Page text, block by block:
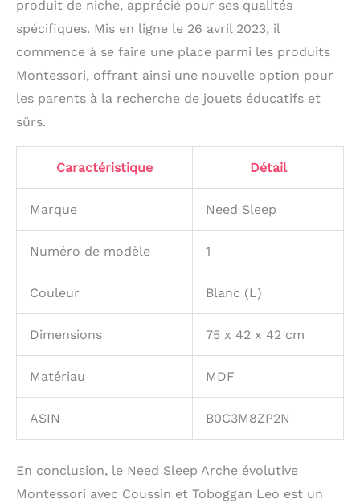
produit de niche, apprécié pour ses qualités
spécifiques. Mis en ligne le 26 avril 2023, il
commence à se faire une place parmi les produits
Montessori, offrant ainsi une nouvelle option pour
les parents à la recherche de jouets éducatifs et
sûrs.
Caractéristique Détail
Marque Need Sleep
Numéro de modèle 1
Couleur Blanc (L)
Dimensions 75 x 42 x 42 cm
Matériau MDF
ASIN B0C3M8ZP2N
En conclusion, le Need Sleep Arche évolutive
Montessori avec Coussin et Toboggan Leo est un